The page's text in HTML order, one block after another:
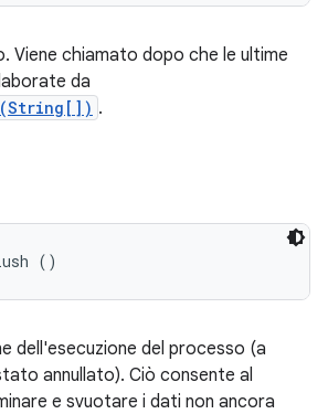
Viene chiamato dopo che le ultime
da
.
()
dell'esecuzione del processo (a
annullato). Ciò consente al
e svuotare i dati non ancora